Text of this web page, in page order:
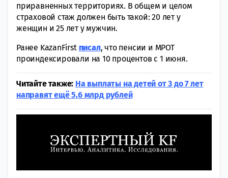
приравненных территориях. В общем и целом
страховой стаж должен быть такой: 20 лет у
женщин и 25 лет у мужчин.
Ранее KazanFirst писал, что пенсии и МРОТ
проиндексировали на 10 процентов с 1 июня.
Читайте также: На выплаты на детей от 3 до 7 лет
направят ещё 5,6 млрд рублей